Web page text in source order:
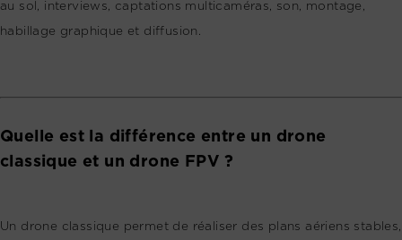
au sol, interviews, captations multicaméras, son, montage,
habillage graphique et diffusion.
Quelle est la différence entre un drone
classique et un drone FPV ?
Un drone classique permet de réaliser des plans aériens stables,